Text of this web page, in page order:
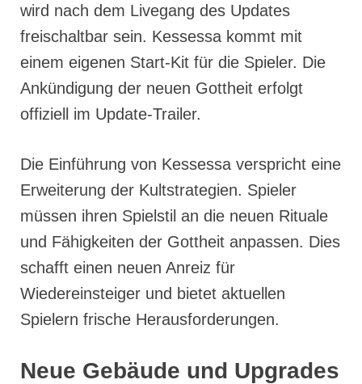
wird nach dem Livegang des Updates
freischaltbar sein. Kessessa kommt mit
einem eigenen Start-Kit für die Spieler. Die
Ankündigung der neuen Gottheit erfolgt
offiziell im Update-Trailer.
Die Einführung von Kessessa verspricht eine
Erweiterung der Kultstrategien. Spieler
müssen ihren Spielstil an die neuen Rituale
und Fähigkeiten der Gottheit anpassen. Dies
schafft einen neuen Anreiz für
Wiedereinsteiger und bietet aktuellen
Spielern frische Herausforderungen.
Neue Gebäude und Upgrades